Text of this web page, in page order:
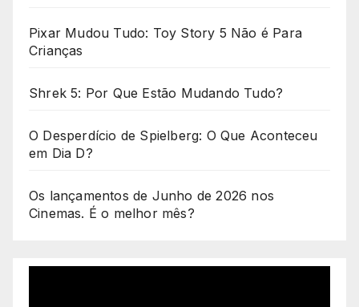
Pixar Mudou Tudo: Toy Story 5 Não é Para
Crianças
Shrek 5: Por Que Estão Mudando Tudo?
O Desperdício de Spielberg: O Que Aconteceu
em Dia D?
Os lançamentos de Junho de 2026 nos
Cinemas. É o melhor mês?